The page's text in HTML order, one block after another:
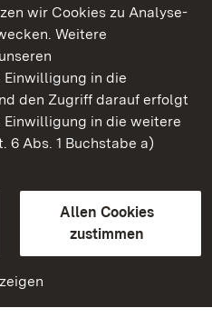
wir Cookies zu Analyse-
Weitere
Einwilligung in die
den Zugriff darauf erfolgt
Einwilligung in die weitere
6 Abs. 1 Buchstabe a)
Allen Cookies
zustimmen
Baden‑Württemberg
Baden-Württemberg